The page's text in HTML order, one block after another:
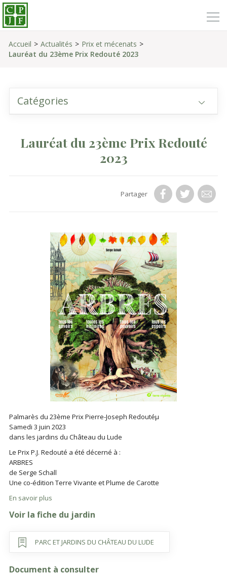
Accueil Actualités
Prix et mécenats
Lauréat du 23ème Prix Redouté 2023
Catégories
Lauréat du 23ème Prix Redouté
2023
Partager
Palmarès du 23ème Prix Pierre-Joseph Redoutéµ
Samedi 3 juin 2023
dans les jardins du Château du Lude
Le Prix P.J. Redouté a été décerné à :
ARBRES
de Serge Schall
Une co-édition Terre Vivante et Plume de Carotte
En savoir plus
Voir la fiche du jardin
PARC ET JARDINS DU CHÂTEAU DU LUDE
Document à consulter